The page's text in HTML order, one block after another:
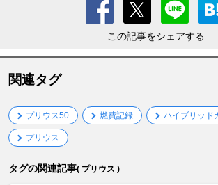
この記事をシェアする
関連タグ
プリウス50 燃費記録 ハイブリッド
プリウス
タグの関連記事( プリウス )